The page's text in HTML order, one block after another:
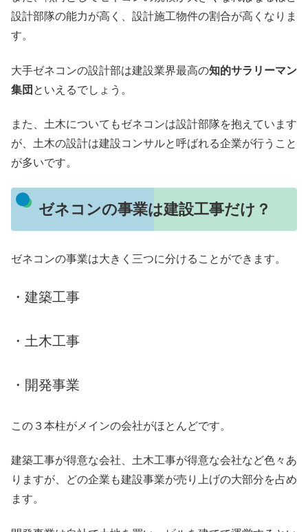
設計部隊の能力が高く、設計施工物件の割合が高くなりま
す。
大手ゼネコンの設計部は建設業界最高の知的サラリーマン
集団 といえるでしょう。
また、土木についてもゼネコンは設計部隊を抱えています
が、土木の設計は建設コンサルと呼ばれる企業が行うこと
が多いです。
ゼネコンの事業は建設工事だけ？
ゼネコンの事業は大きく三つに分けることができます。
・建築工事
・土木工事
・開発事業
この３本柱がメインの会社がほとんどです。
建築工事が得意な会社、土木工事が得意な会社など色々あ
りますが、どの企業も建設事業が売り上げの大部分を占め
ます。